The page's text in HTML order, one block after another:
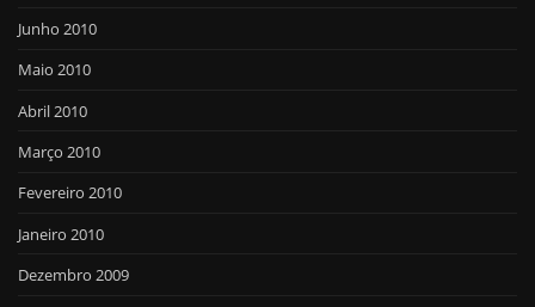
Junho 2010
Maio 2010
Abril 2010
Março 2010
Fevereiro 2010
Janeiro 2010
Dezembro 2009